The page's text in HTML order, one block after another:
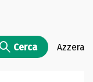
Cerca Azzera